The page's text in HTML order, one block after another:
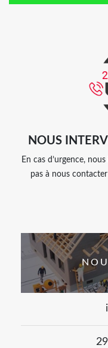
NOUS
En cas d’urgence,
pas à nous